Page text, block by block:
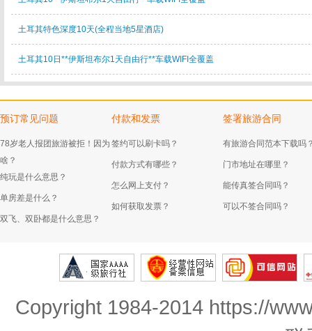
土耳其特色深度10天(全程当地5星酒店)
土耳其10日**伊斯坦布尔1天自由行**车载WIFI全覆盖
预订常见问题
78岁老人报团旅游被拒！因为
啥？
纯玩是什么意思？
单房差是什么？
双飞、双卧都是什么意思？
付款和发票
签约可以刷卡吗？
付款方式有哪些？
怎么网上支付？
如何获取发票？
签署旅游合同
有旅游合同范本下载吗
门市地址在哪里？
能传真签合同吗？
可以不签合同吗？
Copyright 1984-2014 https://